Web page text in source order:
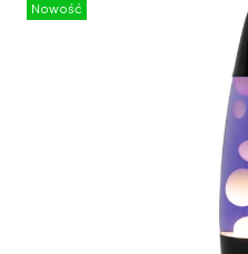
Nowość